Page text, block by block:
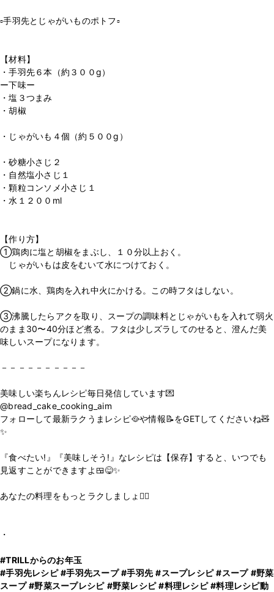
▫️手羽先とじゃがいものポトフ▫️
【材料】
・手羽先６本（約３００g）
ー下味ー
・塩３つまみ
・胡椒
・じゃがいも４個（約５００g）
・砂糖小さじ２
・自然塩小さじ１
・顆粒コンソメ小さじ１
・水１２００ml
【作り方】
①鶏肉に塩と胡椒をまぶし、１０分以上おく。
じゃがいもは皮をむいて水につけておく。
②鍋に水、鶏肉を入れ中火にかける。この時フタはしない。
③沸騰したらアクを取り、スープの調味料とじゃがいもを入れて弱火
のまま30〜40分ほど煮る。フタは少しズラしてのせると、澄んだ美
味しいスープになります。
－－－－－－－－－－
美味しい楽ちんレシピ毎日発信しています💌
@bread_cake_cooking_aim
フォローして最新ラクうまレシピ🥘や情報📝をGETしてくださいね🧸
✨
『食べたい!』『美味しそう!』なレシピは【保存】すると、いつでも
見返すことができますよ🍱😋✨
あなたの料理をもっとラクしましょ💁‍♀️
・
#TRILLからのお年玉
#手羽先レシピ #手羽先スープ #手羽先 #スープレシピ #スープ #野菜
スープ #野菜スープレシピ #野菜レシピ #料理レシピ #料理レシピ動